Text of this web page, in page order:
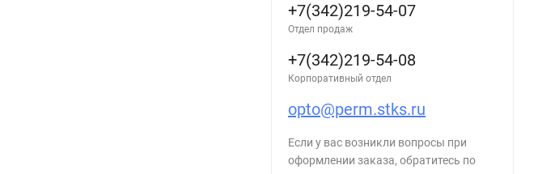
+7(342)219-54-07
Отдел продаж
+7(342)219-54-08
Корпоративный отдел
opto@perm.stks.ru
Если у вас возникли вопросы при
оформлении заказа, обратитесь по